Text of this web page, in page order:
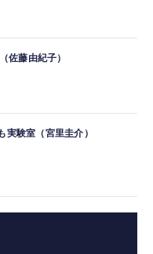
佐藤由紀子）
実験室（宮里圭介）